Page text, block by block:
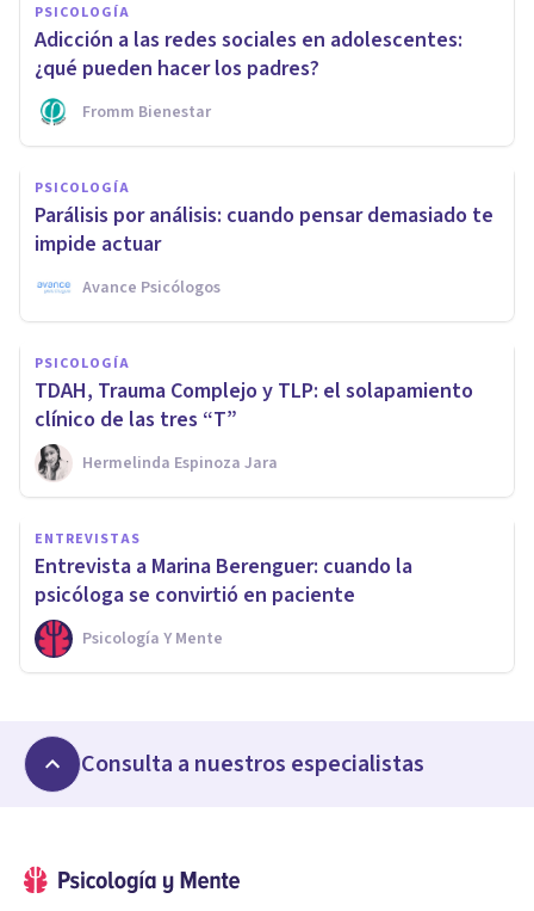
PSICOLOGÍA
Adicción a las redes sociales en adolescentes:
¿qué pueden hacer los padres?
Fromm Bienestar
PSICOLOGÍA
Parálisis por análisis: cuando pensar demasiado te
impide actuar
Avance Psicólogos
PSICOLOGÍA
TDAH, Trauma Complejo y TLP: el solapamiento
clínico de las tres “T”
Hermelinda Espinoza Jara
ENTREVISTAS
Entrevista a Marina Berenguer: cuando la
psicóloga se convirtió en paciente
Psicología Y Mente
Consulta a nuestros especialistas